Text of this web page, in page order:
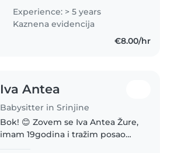
uzraste. Uzivam u klasicnim i
kreativnim igrama, kao i
edukativnim. Vrlo sam svestrana,
Experience: > 5 years
Kaznena evidencija
€8.00/hr
Iva Antea
Babysitter in Srinjine
Bok! 😊 Zovem se Iva Antea Žure,
imam 19godina i tražim posao